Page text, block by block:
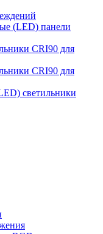
(LED) панели
CRI90 для
CRI90 для
светильники